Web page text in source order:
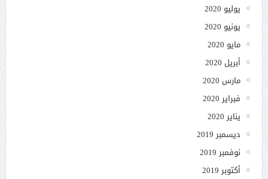
يوليو 2020
يونيو 2020
مايو 2020
أبريل 2020
مارس 2020
فبراير 2020
يناير 2020
ديسمبر 2019
نوفمبر 2019
أكتوبر 2019